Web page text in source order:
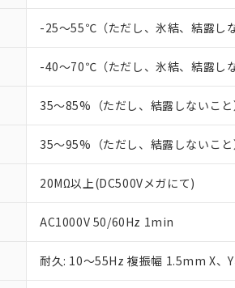
-25～55℃（ただし、氷結、結露しな
-40～70℃（ただし、氷結、結露しな
35～85%（ただし、結露しないこと
35～95%（ただし、結露しないこと
20MΩ以上(DC500Vメガにて)
AC1000V 50/60Hz 1min
耐久: 10～55Hz 複振幅 1.5mm X、
正式な納期
当社販売員
オムロン制御
在庫状況お
す。
ている必要
お客様が当
が、当社の
さい。
※当社の共同
いる法人を指
※2 対応予定月
部品在庫の切り替
※3 非含有証明
下記の非含有証明
EU RoHS指令（
51物質の非含有証
※本証明書は発行
DBP(フタル酸ジブチル
DEHP(フタル酸ビス(2-
※2 環境保護使
「ｅ」：有害物質
「10」：通常の使
味します。
置等に一切使
当社は、貴
また当社は
たしません。
○ 一定数
△ 一定数
－
在庫な
機器販
空
白
受注生